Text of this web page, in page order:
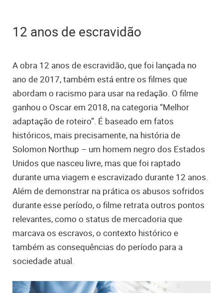
12 anos de escravidão
A obra 12 anos de escravidão, que foi lançada no
ano de 2017, também está entre os filmes que
abordam o racismo para usar na redação. O filme
ganhou o Oscar em 2018, na categoria “Melhor
adaptação de roteiro”. É baseado em fatos
históricos, mais precisamente, na história de
Solomon Northup – um homem negro dos Estados
Unidos que nasceu livre, mas que foi raptado
durante uma viagem e escravizado durante 12 anos.
Além de demonstrar na prática os abusos sofridos
durante esse período, o filme retrata outros pontos
relevantes, como o status de mercadoria que
marcava os escravos, o contexto histórico e
também as consequências do período para a
sociedade atual.